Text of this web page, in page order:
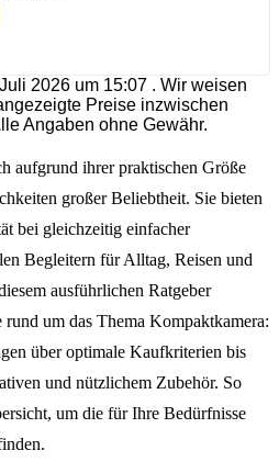
2026 um 15:07 . Wir weisen
Preise inzwischen
Angaben ohne Gewähr.
aufgrund ihrer praktischen Größe
großer Beliebtheit. Sie bieten
bei gleichzeitig einfacher
Begleitern für Alltag, Reisen und
ausführlichen Ratgeber
rund um das Thema Kompaktkamera:
über optimale Kaufkriterien bis
und nützlichem Zubehör. So
um die für Ihre Bedürfnisse